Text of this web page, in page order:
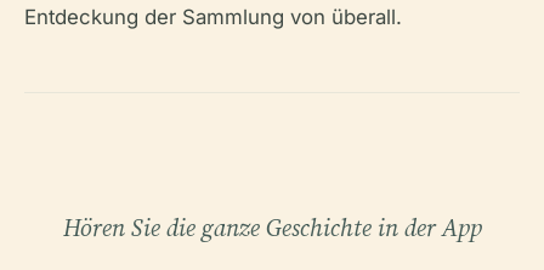
Entdeckung der Sammlung von überall.
Hören Sie die ganze Geschichte in der App